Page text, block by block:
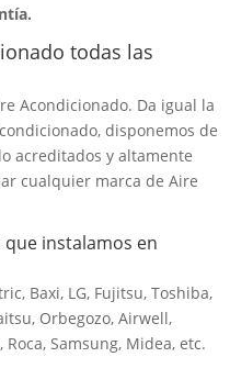
todas las
Acondicionado. Da igual la
disponemos de
acreditados y altamente
cualquier marca de Aire
instalamos en
Baxi, LG, Fujitsu, Toshiba,
Orbegozo, Airwell,
Samsung, Midea, etc.